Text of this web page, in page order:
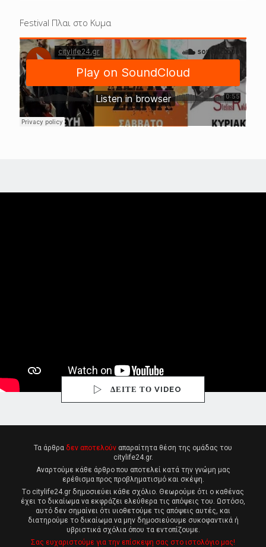
Festival Πλαι στο Κυμα
ΔΕΙΤΕ ΤΟ VIDEO
Τα άρθρα δεν αποτελούν απαραίτητα θέση της ομάδας του
citylife24.gr.
Αναρτούμε κάθε άρθρο που αποτελεί κατά την γνώμη μας
ερέθισμα προς προβληματισμό και σκέψη.
Tο citylife24.gr δημοσιεύει κάθε σχόλιο. Θεωρούμε ότι ο καθένας
έχει το δικαίωμα να εκφράζει ελεύθερα τις απόψεις του. Ωστόσο,
αυτό δεν σημαίνει ότι υιοθετούμε τις απόψεις αυτές, και
διατηρούμε το δικαίωμα να μην δημοσιεύουμε συκοφαντικά ή
υβριστικά σχόλια όπου τα εντοπίζουμε.
Σας ευχαριστούμε για την επίσκεψη σας στο ιστολόγιο μας!